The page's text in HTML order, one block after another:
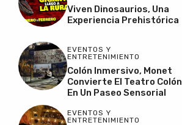
Viven Dinosaurios, Una
Experiencia Prehistórica
EVENTOS Y
ENTRETENIMIENTO
Colón Inmersivo, Monet
Convierte El Teatro Colón
En Un Paseo Sensorial
EVENTOS Y
ENTRETENIMIENTO